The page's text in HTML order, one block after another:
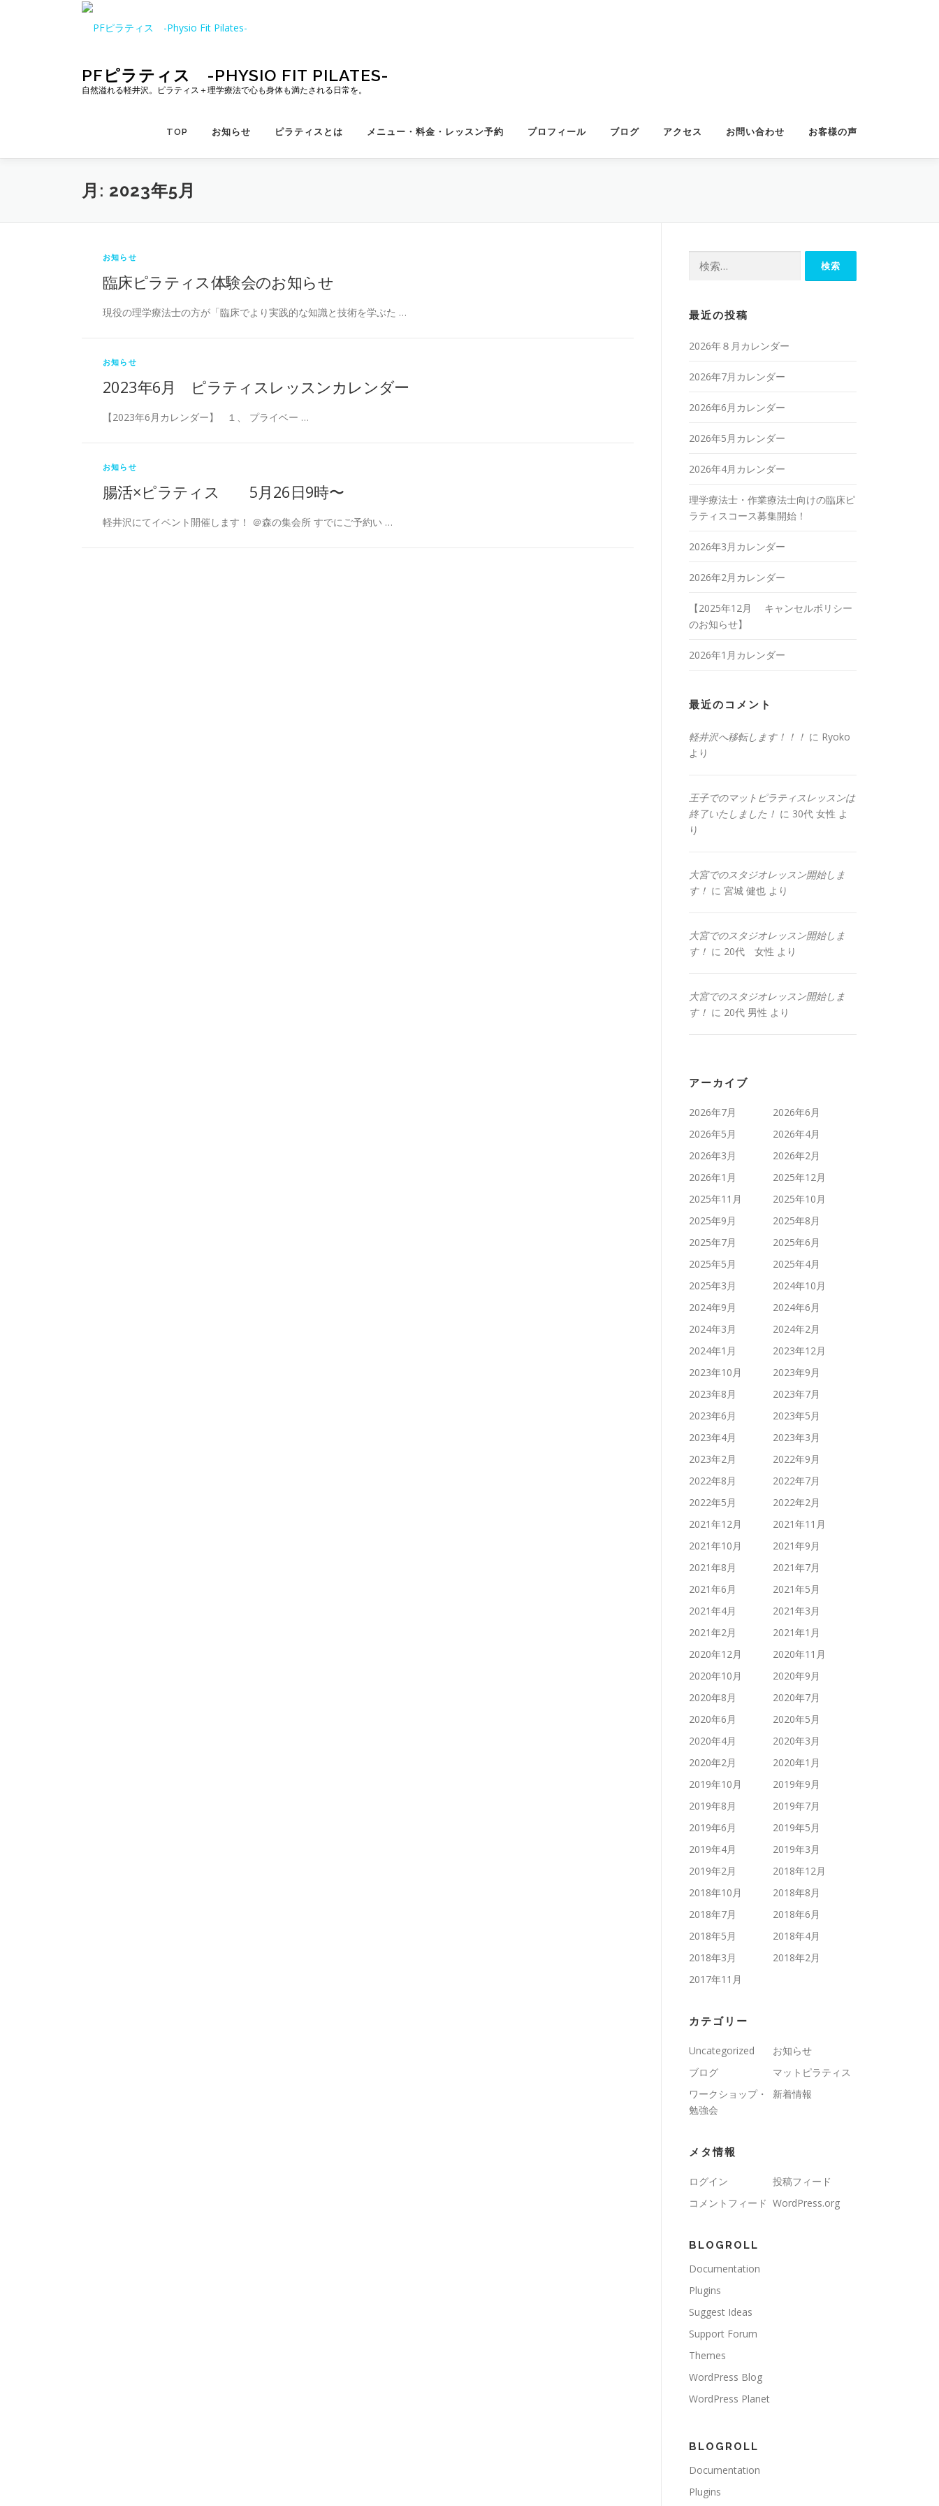
PFピラティス -PHYSIO FIT PILATES-
自然溢れる軽井沢。ピラティス＋理学療法で心も身体も満たされる日常を。
TOP お知らせ ピラティスとは メニュー・料金・レッスン予約 プロフィール ブログ アクセス お問い合わせ お客様の声
月: 2023年5月
お知らせ
臨床ピラティス体験会のお知らせ
現役の理学療法士の方が「臨床でより実践的な知識と技術を学ぶた …
お知らせ
2023年6月 ピラティスレッスンカレンダー
【2023年6月カレンダー】 １、 プライベー …
お知らせ
腸活×ピラティス 5月26日9時〜
軽井沢にてイベント開催します！ ＠森の集会所 すでにご予約い …
最近の投稿
2026年８月カレンダー
2026年7月カレンダー
2026年6月カレンダー
2026年5月カレンダー
2026年4月カレンダー
理学療法士・作業療法士向けの臨床ピ
ラティスコース募集開始！
2026年3月カレンダー
2026年2月カレンダー
【2025年12月 キャンセルポリシー
のお知らせ】
2026年1月カレンダー
最近のコメント
軽井沢へ移転します！！！ に Ryoko
より
王子でのマットピラティスレッスンは
終了いたしました！ に 30代 女性 よ
り
大宮でのスタジオレッスン開始しま
す！ に 宮城 健也 より
大宮でのスタジオレッスン開始しま
す！ に 20代 女性 より
大宮でのスタジオレッスン開始しま
す！ に 20代 男性 より
アーカイブ
2026年7月
2026年6月
2026年5月
2026年4月
2026年3月
2026年2月
2026年1月
2025年12月
2025年11月
2025年10月
2025年9月
2025年8月
2025年7月
2025年6月
2025年5月
2025年4月
2025年3月
2024年10月
2024年9月
2024年6月
2024年3月
2024年2月
2024年1月
2023年12月
2023年10月
2023年9月
2023年8月
2023年7月
2023年6月
2023年5月
2023年4月
2023年3月
2023年2月
2022年9月
2022年8月
2022年7月
2022年5月
2022年2月
2021年12月
2021年11月
2021年10月
2021年9月
2021年8月
2021年7月
2021年6月
2021年5月
2021年4月
2021年3月
2021年2月
2021年1月
2020年12月
2020年11月
2020年10月
2020年9月
2020年8月
2020年7月
2020年6月
2020年5月
2020年4月
2020年3月
2020年2月
2020年1月
2019年10月
2019年9月
2019年8月
2019年7月
2019年6月
2019年5月
2019年4月
2019年3月
2019年2月
2018年12月
2018年10月
2018年8月
2018年7月
2018年6月
2018年5月
2018年4月
2018年3月
2018年2月
2017年11月
カテゴリー
Uncategorized
お知らせ
ブログ
マットピラティス
ワークショップ・
勉強会
新着情報
メタ情報
ログイン
投稿フィード
コメントフィード WordPress.org
BLOGROLL
Documentation
Plugins
Suggest Ideas
Support Forum
Themes
WordPress Blog
WordPress Planet
BLOGROLL
Documentation
Plugins